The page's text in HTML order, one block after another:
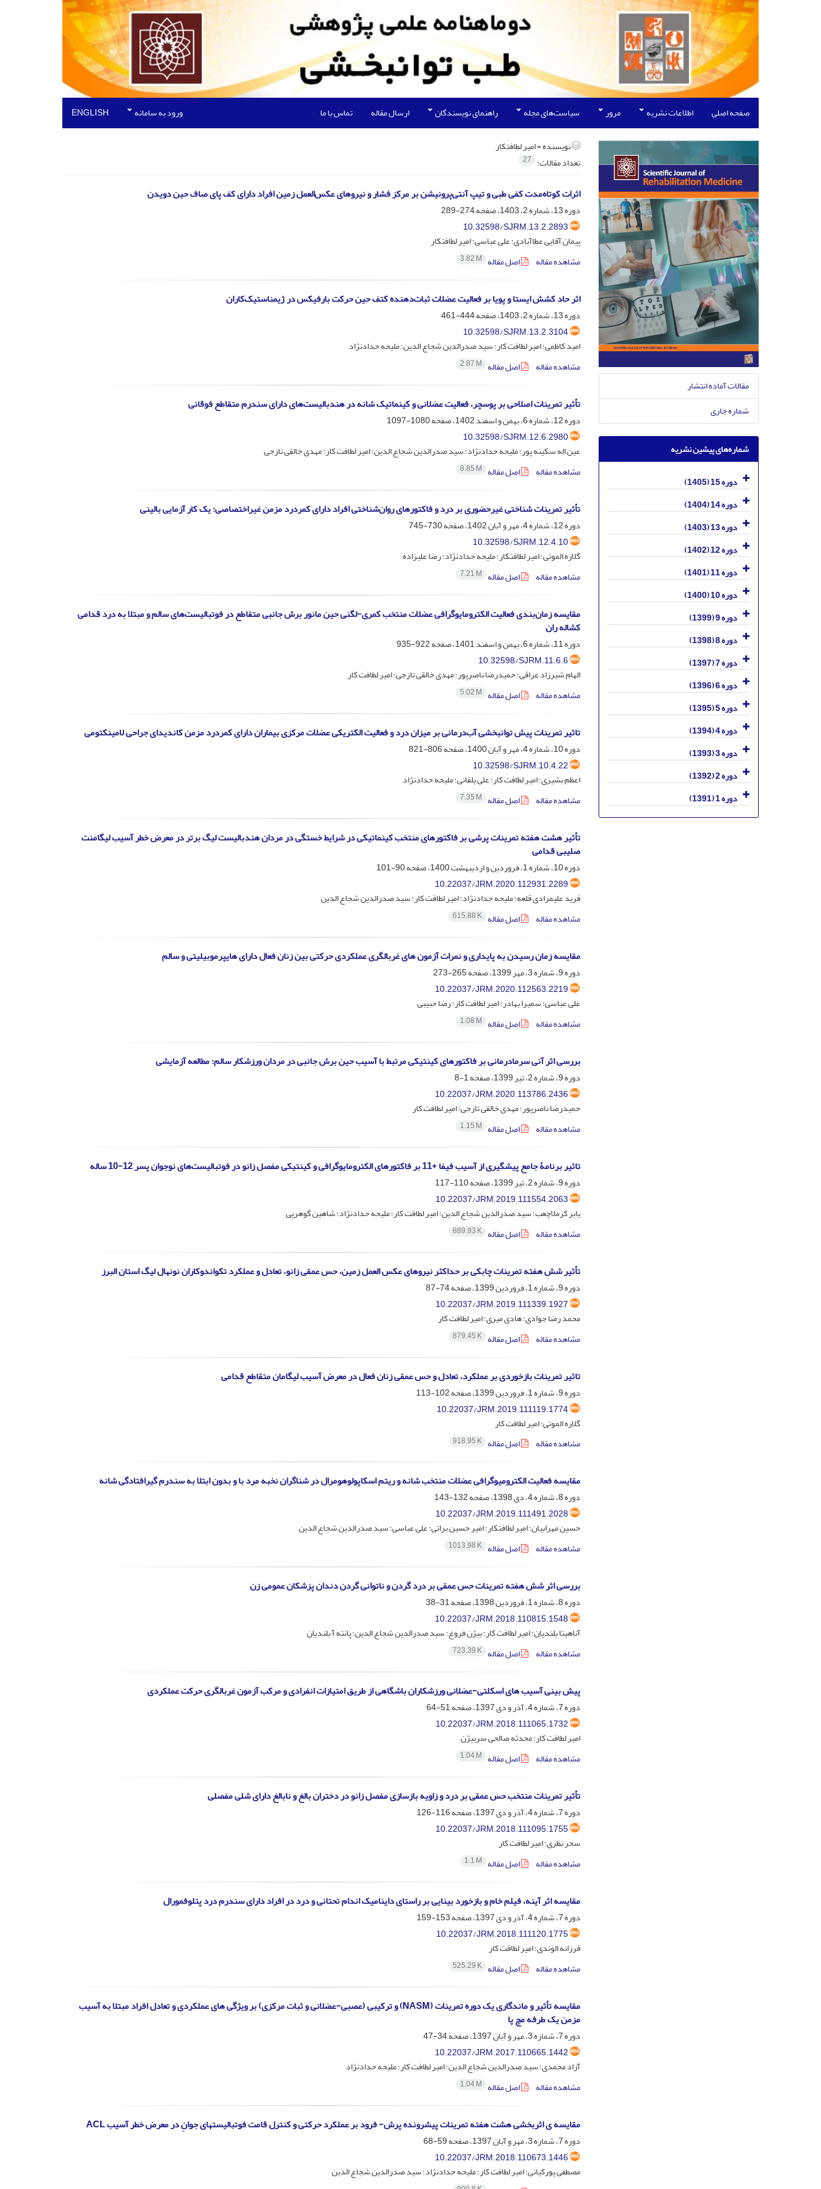
صفحه اصلی اطلاعات نشریه مرور سیاست‌های مجله راهنمای نویسندگان ارسال مقاله تماس با ما ورود به سامانه ENGLISH
نویسنده =امیر لطافتکار
تعداد مقالات: 27
اثرات کوتاه‌‌مدت کفی طبی و تیپ آنتی‌‌پرونیشن بر مرکز فشار و نیروهای عکس‌العمل زمین افراد دارای کف پای صاف حین دویدن
دوره 13، شماره 2، 1403، صفحه
274-289
10.32598/SJRM.13.2.2893
پیمان آقایی عطاآبادی؛ علی عباسی؛ امیر لطافتکار
مشاهده مقاله
اصل مقاله 3.82 M
اثر حاد کشش ایستا و پویا بر فعالیت عضلات ثبات‌دهنده کتف حین حرکت بارفیکس در ژیمناستیک‌کاران
دوره 13، شماره 2، 1403، صفحه
444-461
10.32598/SJRM.13.2.3104
امید کاظمی؛ امیر لطافت کار؛ سید صدرالدین شجاع الدین؛ ملیحه حدادنژاد
مشاهده مقاله
اصل مقاله 2.87 M
تأثیر تمرینات اصلاحی بر پوسچر، فعالیت عضلانی و کینماتیک شانه در هندبالیست‌های دارای سندرم متقاطع فوقانی
دوره 12، شماره 6، بهمن و اسفند 1402، صفحه
1080-1097
10.32598/SJRM.12.6.2980
عین اله سکینه پور؛ ملیحه حدادنژاد؛ سید صدرالدین شجاع الدین؛ امیر لطافت کار؛ مهدی خالقی تازجی
مشاهده مقاله
اصل مقاله 8.85 M
تأثیر تمرینات شناختی غیرحضوری بر درد و فاکتورهای روان‌شناختی افراد دارای کمردرد مزمن غیراختصاصی: یک کار آزمایی بالینی
دوره 12، شماره 4، مهر و آبان 1402، صفحه
730-745
10.32598/SJRM.12.4.10
گلاره الموتی؛ امیر لطافتکار؛ ملیحه حدادنژاد؛ رضا علیزاده
مشاهده مقاله
اصل مقاله 7.21 M
مقایسه زمان‌بندی فعالیت الکترومایوگرافی عضلات منتخب کمری-لگنی حین مانور برش جانبی متقاطع در فوتبالیست‌های سالم و مبتلا به درد قدامی
کشاله ران
دوره 11، شماره 6، بهمن و اسفند 1401، صفحه
922-935
10.32598/SJRM.11.6.6
الهام شیرزاد عراقی؛ حمیدرضا ناصرپور؛ مهدی خالقی تازجی؛ امیر لطافت کار
مشاهده مقاله
اصل مقاله 5.02 M
تاثیر تمرینات پیش توانبخشی آب‌درمانی بر میزان درد و فعالیت الکتریکی عضلات مرکزی بیماران دارای کمردرد مزمن کاندیدای جراحی لامینکتومی
دوره 10، شماره 4، مهر و آبان 1400، صفحه
806-821
10.32598/SJRM.10.4.22
اعظم بشیری؛ امیر لطافت کار؛ علی یلفانی؛ ملیحه حدادنژاد
مشاهده مقاله
اصل مقاله 7.35 M
تأثیر هشت هفته تمرینات پرشی بر فاکتورهای منتخب کینماتیکی در شرایط خستگی در مردان هندبالیست لیگ برتر در معرض خطر آسیب لیگامنت
صلیبی قدامی
دوره 10، شماره 1، فروردین و اردیبهشت 1400، صفحه
90-101
10.22037/JRM.2020.112931.2289
فرید علیمرادی قلعه؛ ملیحه حدادنژاد؛ امیر لطافت کار؛ سید صدرالدین شجاع الدین
مشاهده مقاله
اصل مقاله 615.88 K
مقایسه زمان رسیدن به پایداری و نمرات آزمون های غربالگری عملکردی حرکتی بین زنان فعال دارای هایپرموبیلیتی و سالم
دوره 9، شماره 3، مهر 1399، صفحه
265-273
10.22037/JRM.2020.112563.2219
علی عباسی؛ سمیرا بهادر؛ امیر لطافت کار؛ رضا حبیبی
مشاهده مقاله
اصل مقاله 1.08 M
بررسی اثر آنی سرمادرمانی بر فاکتورهای کینتیکی مرتبط با آسیب حین برش جانبی در مردان ورزشکار سالم: مطالعه آزمایشی
دوره 9، شماره 2، تیر 1399، صفحه
1-8
10.22037/JRM.2020.113786.2436
حمیدرضا ناصرپور؛ مهدی خالقی تازجی؛ امیر لطافت کار
مشاهده مقاله
اصل مقاله 1.15 M
تاثیر برنامۀ جامع پیشگیری از آسیب فیفا +11 بر فاکتورهای الکترومایوگرافی و کینتیکی مفصل زانو در فوتبالیست‌های نوجوان پسر 12-10 ساله
دوره 9، شماره 2، تیر 1399، صفحه
110-117
10.22037/JRM.2019.111554.2063
یابر کرملاچعب؛ سید صدرالدین شجاع الدین؛ امیر لطافت کار؛ ملیحه حدادنژاد؛ شاهین گوهرپی
مشاهده مقاله
اصل مقاله 889.93 K
تأثیر شش هفته تمرینات چابکی بر حداکثر نیروهای عکس العمل زمین، حس عمقی زانو، تعادل و عملکرد تکواندوکاران نونهال لیگ استان البرز
دوره 9، شماره 1، فروردین 1399، صفحه
74-87
10.22037/JRM.2019.111339.1927
محمد رضا جوادی؛ هادی میری؛ امیر لطافت کار
مشاهده مقاله
اصل مقاله 879.45 K
تاثیر تمرینات بازخوردی بر عملکرد، تعادل و حس عمقی زنان فعال در معرض آسیب لیگامان متقاطع قدامی
دوره 9، شماره 1، فروردین 1399، صفحه
102-113
10.22037/JRM.2019.111119.1774
گلاره الموتی؛ امیر لطافت کار
مشاهده مقاله
اصل مقاله 918.95 K
مقایسه فعالیت الکترومیوگرافی عضلات منتخب شانه و ریتم اسکاپولوهومرال در شناگران نخبه مرد با و بدون ابتلا به سندرم گیرافتادگی شانه
دوره 8، شماره 4، دی 1398، صفحه
132-143
10.22037/JRM.2019.111491.2028
حسین مهرابیان؛ امیر لطافتکار؛ امیر حسین براتی؛ علی عباسی؛ سید صدرالدین شجاع الدین
مشاهده مقاله
اصل مقاله 1013.98 K
بررسی اثر شش هفته تمرینات حس عمقی بر درد گردن و ناتوانی گردن دندان پزشکان عمومی زن
دوره 8، شماره 1، فروردین 1398، صفحه
31-38
10.22037/JRM.2018.110815.1548
آناهیتا بلندیان؛ امیر لطافت کار؛ بیژن فروغ؛ سید صدرالدین شجاع الدین؛ پانته آ بلندیان
مشاهده مقاله
اصل مقاله 723.39 K
پیش بینی آسیب های اسکلتی-عضلانی ورزشکاران باشگاهی از طریق امتیازات انفرادی و مرکب آزمون غربالگری حرکت عملکردی
دوره 7، شماره 4، آذر و دی 1397، صفحه
51-64
10.22037/JRM.2018.111065.1732
امیر لطافت کار؛ محدثه صالحی سربیژن
مشاهده مقاله
اصل مقاله 1.04 M
تأثیر تمرینات منتخب حس عمقی بر درد و زاویه بازسازی مفصل زانو در دختران بالغ و نابالغ دارای شلی مفصلی
دوره 7، شماره 4، آذر و دی 1397، صفحه
116-126
10.22037/JRM.2018.111095.1755
سحر نظری؛ امیر لطافت کار
مشاهده مقاله
اصل مقاله 1.1 M
مقایسه اثر آینه، فیلم خام و بازخورد بینایی بر راستای داینامیک اندام تحتانی و درد در افراد دارای سندرم درد پتلوفمورال
دوره 7، شماره 4، آذر و دی 1397، صفحه
153-159
10.22037/JRM.2018.111120.1775
فرزانه الوندی؛ امیر لطافت کار
مشاهده مقاله
اصل مقاله 525.29 K
مقایسه تأثیر و ماندگاری یک دوره تمرینات (NASM) و ترکیبی (عصبی-عضلانی و ثبات مرکزی) بر ویژگی های عملکردی و تعادل افراد مبتلا به آسیب
مزمن یک طرفه مچ پا
دوره 7، شماره 3، مهر و آبان 1397، صفحه
34-47
10.22037/JRM.2017.110665.1442
آزاد محمدی؛ سید صدرالدین شجاع الدین؛ امیر لطافت کار؛ ملیحه حدادنژاد
مشاهده مقاله
اصل مقاله 1.04 M
مقایسه ی اثربخشی هشت هفته تمرینات پیشرونده پرش- فرود بر عملکرد حرکتی و کنترل قامت فوتبالیستهای جوانِ در معرض خطر آسیب ACL
دوره 7، شماره 3، مهر و آبان 1397، صفحه
59-68
10.22037/JRM.2018.110673.1446
مصطفی پورکیانی؛ امیر لطافت کار؛ ملیحه حدادنژاد؛ سید صدرالدین شجاع الدین
مقالات آماده انتشار
شماره جاری
شماره‌های پیشین نشریه
دوره 15 (1405)
دوره 14 (1404)
دوره 13 (1403)
دوره 12 (1402)
دوره 11 (1401)
دوره 10 (1400)
دوره 9 (1399)
دوره 8 (1398)
دوره 7 (1397)
دوره 6 (1396)
دوره 5 (1395)
دوره 4 (1394)
دوره 3 (1393)
دوره 2 (1392)
دوره 1 (1391)